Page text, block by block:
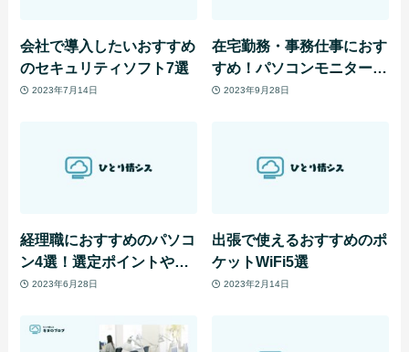
会社で導入したいおすすめ
のセキュリティソフト7選
2023年7月14日
在宅勤務・事務仕事におす
すめ！パソコンモニターの
種類や特徴などを解説
2023年9月28日
経理職におすすめのパソコ
ン4選！選定ポイントや必
要スペックも解説
2023年6月28日
出張で使えるおすすめのポ
ケットWiFi5選
2023年2月14日